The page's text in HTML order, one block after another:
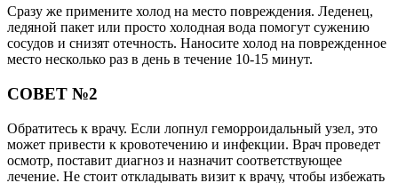
Сразу же примените холод на место повреждения. Леденец,
ледяной пакет или просто холодная вода помогут сужению
сосудов и снизят отечность. Наносите холод на поврежденное
место несколько раз в день в течение 10-15 минут.
СОВЕТ №2
Обратитесь к врачу. Если лопнул геморроидальный узел, это
может привести к кровотечению и инфекции. Врач проведет
осмотр, поставит диагноз и назначит соответствующее
лечение. Не стоит откладывать визит к врачу, чтобы избежать